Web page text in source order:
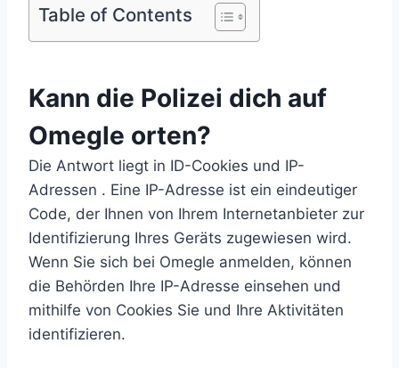
Table of Contents
Kann die Polizei dich auf
Omegle orten?
Die Antwort liegt in ID-Cookies und IP-
Adressen . Eine IP-Adresse ist ein eindeutiger
Code, der Ihnen von Ihrem Internetanbieter zur
Identifizierung Ihres Geräts zugewiesen wird.
Wenn Sie sich bei Omegle anmelden, können
die Behörden Ihre IP-Adresse einsehen und
mithilfe von Cookies Sie und Ihre Aktivitäten
identifizieren.